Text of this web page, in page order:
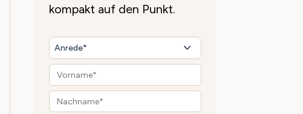
kompakt auf den Punkt.
Anrede*